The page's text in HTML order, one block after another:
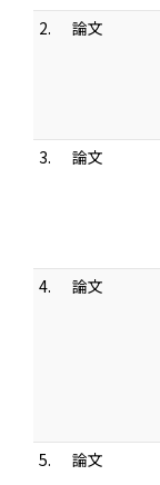
2.
論文
3.
論文
4.
論文
5.
論文